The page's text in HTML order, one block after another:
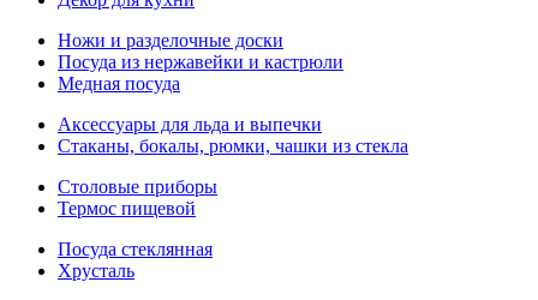
Ножи и разделочные доски
Посуда из нержавейки и кастрюли
Медная посуда
Аксессуары для льда и выпечки
Стаканы, бокалы, рюмки, чашки из стекла
Столовые приборы
Термос пищевой
Посуда стеклянная
Хрусталь